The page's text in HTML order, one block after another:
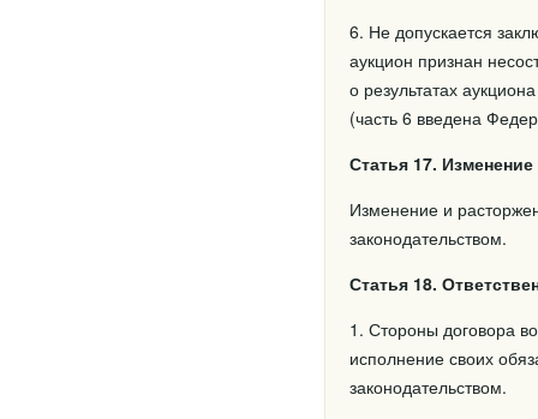
6. Не допускается
аукцион признан
о результатах
(часть 6 введена
Статья 17.
Изменение и
законодательством.
Статья 18.
1. Стороны договора
исполнение своих
законодательством.